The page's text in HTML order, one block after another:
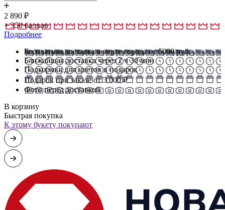
2 890 ₽
+350баллов
Подробнее
Бесплатная доставка в черте города от 5000 руб.
Ближайшая доставка через 2 ч 30 мин
Подкормка для цветов в подарок
Подарок при заказе от 3 000 ₽
Фото перед доставкой
В корзину
Быстрая покупка
К этому букету покупают